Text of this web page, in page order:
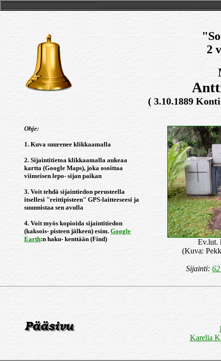
2
( 3.10.1889
Ohje:
1. Kuva suurenee klikkaamalla
2. Sijaintitietoa klikkaamalla aukeaa
kartta (Google Maps), joka osoittaa
viimeisen lepo- sijan paikan
3. Voit tehdä sijaintiedon perusteella
itsellesi "reittipisteen" GPS-laitteeseesi ja
suunnistaa sen avulla
4. Voit myös kopioida sijaintitiedon
(kaksois- pisteen jälkeen) esim. Google
Earth:n haku- kenttään (Find)
Ev.lut.
(Kuva:
Sijainti:
Karelia